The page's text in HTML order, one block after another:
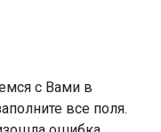
с Вами в
все поля.